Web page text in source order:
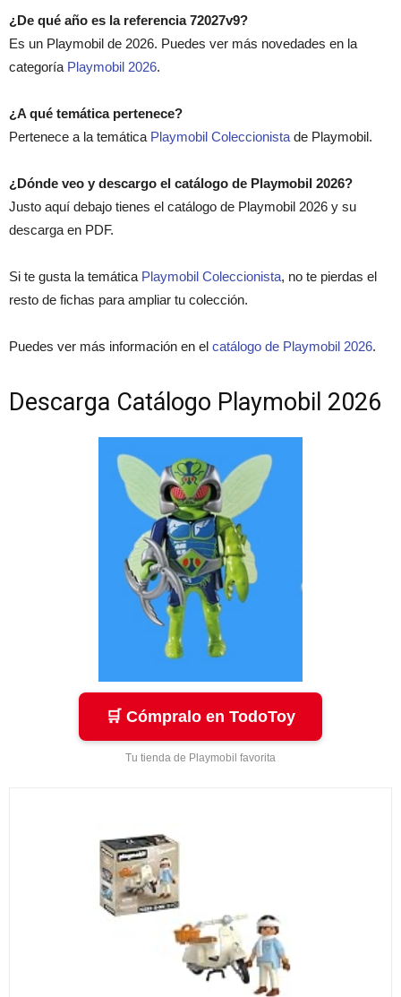
¿De qué año es la referencia 72027v9?
Es un Playmobil de 2026. Puedes ver más novedades en la
categoría Playmobil 2026.
¿A qué temática pertenece?
Pertenece a la temática Playmobil Coleccionista de Playmobil.
¿Dónde veo y descargo el catálogo de Playmobil 2026?
Justo aquí debajo tienes el catálogo de Playmobil 2026 y su
descarga en PDF.
Si te gusta la temática Playmobil Coleccionista, no te pierdas el
resto de fichas para ampliar tu colección.
Puedes ver más información en el catálogo de Playmobil 2026.
Descarga Catálogo Playmobil 2026
🛒 Cómpralo en TodoToy
Tu tienda de Playmobil favorita